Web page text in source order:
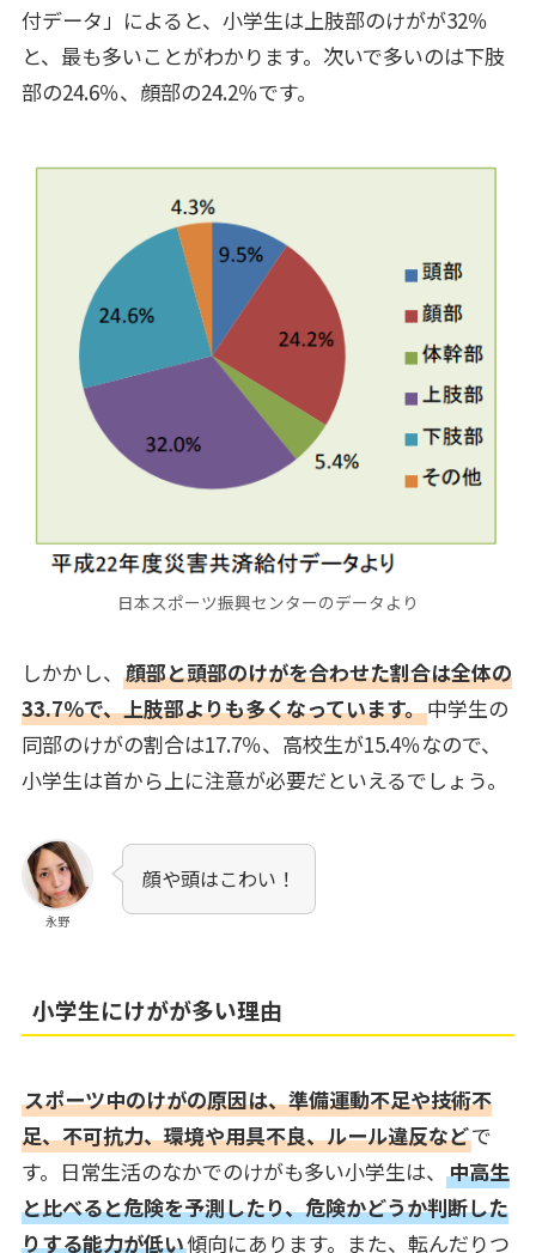
付データ」によると、小学生は上肢部のけがが32％
と、最も多いことがわかります。次いで多いのは下肢
部の24.6％、顔部の24.2％です。
日本スポーツ振興センターのデータより
しかかし、 顔部と頭部のけがを合わせた割合は全体の
33.7％で、上肢部よりも多くなっています。中学生の
同部のけがの割合は17.7％、高校生が15.4％なので、
小学生は首から上に注意が必要だといえるでしょう。
永野
顔や頭はこわい！
小学生にけがが多い理由
スポーツ中のけがの原因は、準備運動不足や技術不
足、不可抗力、環境や用具不良、ルール違反などで
す。日常生活のなかでのけがも多い小学生は、 中高生
と比べると危険を予測したり、危険かどうか判断した
りする能力が低い傾向にあります。また、転んだりつ